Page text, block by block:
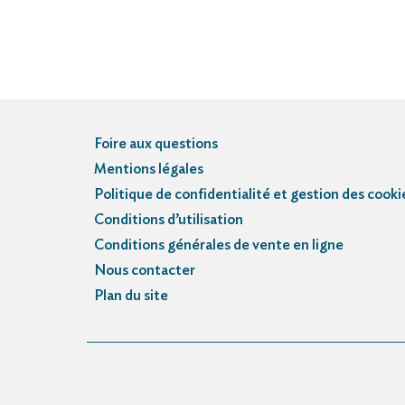
Foire aux questions
Mentions légales
Politique de confidentialité et gestion des
Conditions d’utilisation
Conditions générales de vente en ligne
Nous contacter
Plan du site